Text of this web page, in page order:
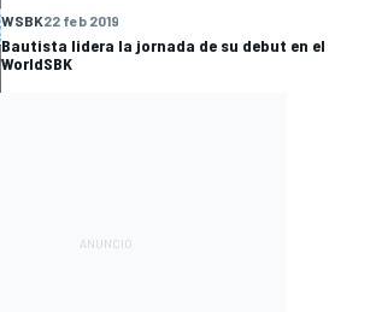
WSBK22 feb 2019
Bautista lidera la jornada de su debut en el
WorldSBK